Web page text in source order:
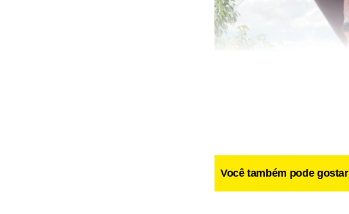
Você também pode gostar